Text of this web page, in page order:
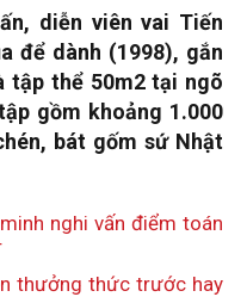
diễn viên vai Tiến
để dành (1998), gắn
tập thể 50m2 tại ngõ
gồm khoảng 1.000
bát gốm sứ Nhật
nghi vấn điểm toán
thưởng thức trước hay